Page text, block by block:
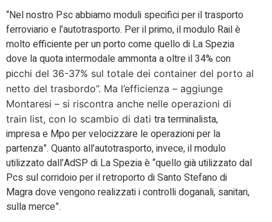
“Nel nostro Psc abbiamo moduli specifici per il trasporto
ferroviario e l’autotrasporto. Per il primo, il modulo Rail è
molto efficiente per un porto come quello di La Spezia
dove la quota intermodale ammonta a oltre il 34% con
picchi del 36-37% sul totale dei container del porto al
netto del trasbordo”. Ma l’efficienza – aggiunge
Montaresi – si riscontra anche nelle operazioni di
train list, con lo scambio di dati tra terminalista,
impresa e Mpo per velocizzare le operazioni per la
partenza”. Quanto all’autotrasporto, invece, il modulo
utilizzato dall’AdSP di La Spezia è “quello già utilizzato dal
Pcs sul corridoio per il retroporto di Santo Stefano di
Magra dove vengono realizzati i controlli doganali, sanitari,
sulla merce”.